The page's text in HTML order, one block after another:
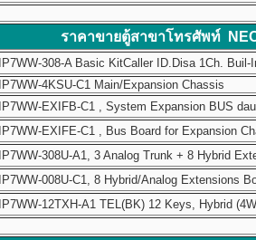
ราคาขายตู้สาขาโทรศัพท์
IP7WW-308-A Basic KitCaller ID.Disa 1Ch.
IP7WW-4KSU-C1 Main/Expansion Chassis
IP7WW-EXIFB-C1 , System Expansion BUS
IP7WW-EXIFE-C1 , Bus Board for Expansion
IP7WW-308U-A1, 3 Analog Trunk + 8 Hybrid
IP7WW-008U-C1, 8 Hybrid/Analog Extensions
IP7WW-12TXH-A1 TEL(BK) 12 Keys, Hybrid